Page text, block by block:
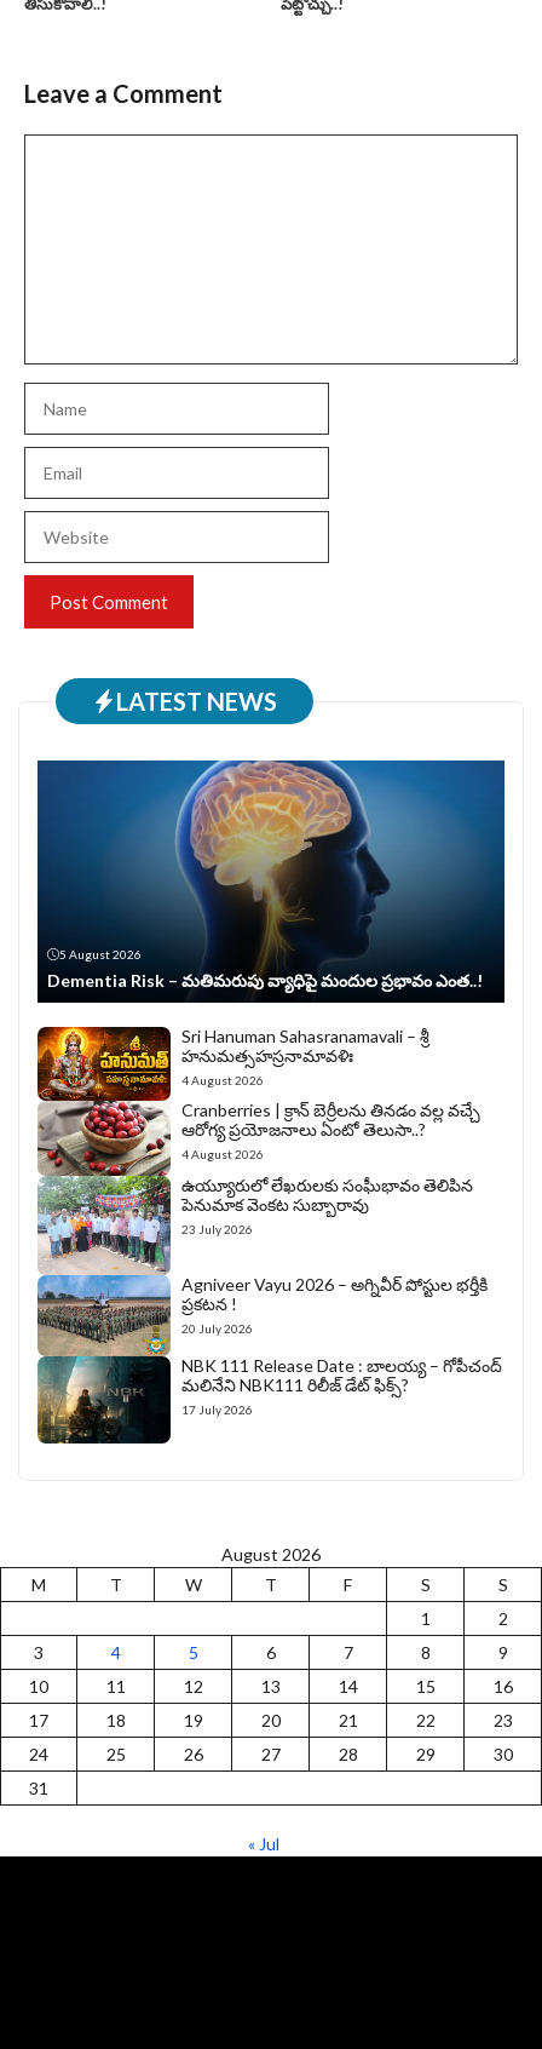
Leave a Comment
LATEST NEWS
5 August 2026
Dementia Risk – మతిమరుపు వ్యాధిపై మందుల ప్రభావం ఎంత..!
Sri Hanuman Sahasranamavali – శ్రీ
హనుమత్సహస్రనామావళిః
4 August 2026
Cranberries | క్రాన్ బెర్రీల‌ను తిన‌డం వ‌ల్ల వచ్చే
ఆరోగ్య ప్రయోజనాలు ఏంటో తెలుసా..?
4 August 2026
ఉయ్యూరులో లేఖరులకు సంఘీభావం తెలిపిన
పెనుమాక వెంకట సుబ్బారావు
23 July 2026
Agniveer Vayu 2026 – అగ్నివీర్‌ పోస్టుల భర్తీకి
ప్రకటన !
20 July 2026
NBK 111 Release Date : బాలయ్య – గోపీచంద్
మలినేని NBK111 రిలీజ్ డేట్ ఫిక్స్?
17 July 2026
August 2026
M
T W T F S
S
1
2
3
4 5 6 7 8
9
10
11 12 13 14 15
16
17
18 19 20 21 22
23
24
25 26 27 28 29
30
31
« Jul